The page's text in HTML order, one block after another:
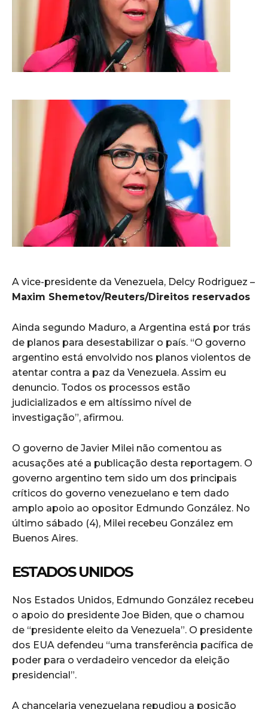
A vice-presidente da Venezuela, Delcy Rodriguez –
Maxim Shemetov/Reuters/Direitos reservados
Ainda segundo Maduro, a Argentina está por trás
de planos para desestabilizar o país. “O governo
argentino está envolvido nos planos violentos de
atentar contra a paz da Venezuela. Assim eu
denuncio. Todos os processos estão
judicializados e em altíssimo nível de
investigação”, afirmou.
O governo de Javier Milei não comentou as
acusações até a publicação desta reportagem. O
governo argentino tem sido um dos principais
críticos do governo venezuelano e tem dado
amplo apoio ao opositor Edmundo González. No
último sábado (4), Milei recebeu González em
Buenos Aires.
ESTADOS UNIDOS
Nos Estados Unidos, Edmundo González recebeu
o apoio do presidente Joe Biden, que o chamou
de “presidente eleito da Venezuela”. O presidente
dos EUA defendeu “uma transferência pacífica de
poder para o verdadeiro vencedor da eleição
presidencial”.
A chancelaria venezuelana repudiou a posição